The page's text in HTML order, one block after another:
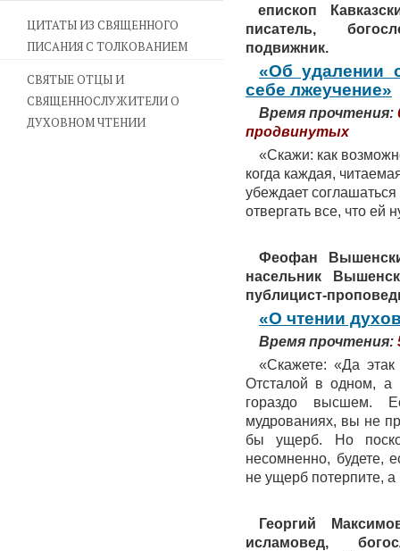
ЦИТАТЫ ИЗ СВЯЩЕННОГО
ПИСАНИЯ С ТОЛКОВАНИЕМ
СВЯТЫЕ ОТЦЫ И
СВЯЩЕННОСЛУЖИТЕЛИ О
ДУХОВНОМ ЧТЕНИИ
епископ
писатель,
подвижник.
«Об удалении
себе лжеучение»
Время прочтения:
продвинутых
«Скажи: как
когда каждая,
убеждает
отвергать все, что ей
Феофан
насельник
публицист-
«О чтении
Время прочтения:
«Скажете: «Да
Отсталой в одном, а
гораздо высшем.
мудрованиях, вы не
бы ущерб. Но
несомненно, будете,
не ущерб потерпите,
Георгий
исламовед,